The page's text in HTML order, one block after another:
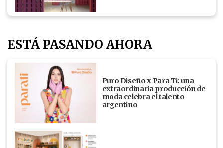
ESTÁ PASANDO AHORA
Puro Diseño x Para Ti: una
extraordinaria producción de
moda celebra el talento
argentino